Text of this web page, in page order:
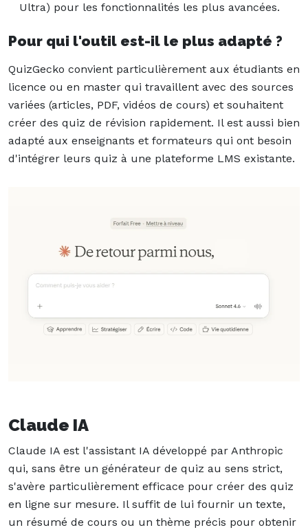
Ultra) pour les fonctionnalités les plus avancées.
Pour qui l'outil est-il le plus adapté ?
QuizGecko convient particulièrement aux étudiants en
licence ou en master qui travaillent avec des sources
variées (articles, PDF, vidéos de cours) et souhaitent
créer des quiz de révision rapidement. Il est aussi bien
adapté aux enseignants et formateurs qui ont besoin
d'intégrer leurs quiz à une plateforme LMS existante.
Claude IA
Claude IA est l'assistant IA développé par Anthropic
qui, sans être un générateur de quiz au sens strict,
s'avère particulièrement efficace pour créer des quiz
en ligne sur mesure. Il suffit de lui fournir un texte,
un résumé de cours ou un thème précis pour obtenir